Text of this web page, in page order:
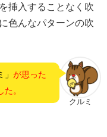
挿入することなく吹
色んなパターンの吹
クルミ
」が思った
。